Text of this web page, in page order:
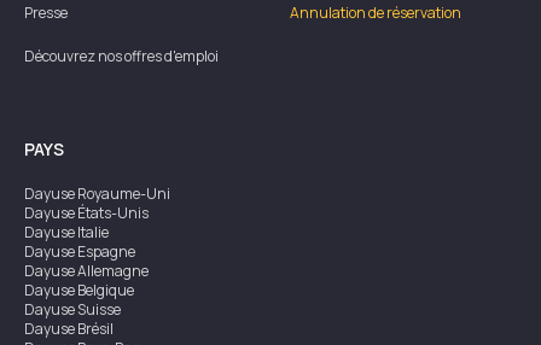
Presse
Découvrez nos offres d'emploi
Annulation de réservation
PAYS
DayuseRoyaume-Uni
DayuseÉtats-Unis
DayuseItalie
DayuseEspagne
DayuseAllemagne
DayuseBelgique
DayuseSuisse
DayuseBrésil